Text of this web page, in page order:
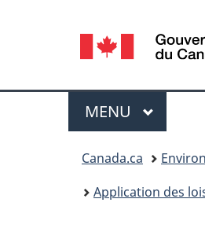
Sélection
de
la
langue
Menu
MENU PRINCIPAL
Canada.ca
Application des